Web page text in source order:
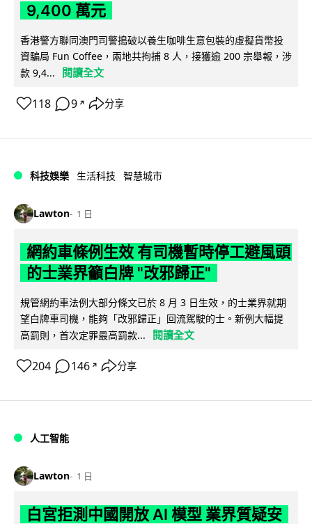
9,400 萬元
香港警方聯同澳門司警搗破以養生咖啡生意包裝的虛擬貨幣投
資騙局 Fun Coffee，兩地共拘捕 8 人，接獲逾 200 宗舉報，涉
款 9,4...
閱讀全文
118 9 ↗ 分享
科技娛樂 生活科技 智慧城市
Lawton 1 日
網約車條例生效 有司機暫時停工避風頭
的士業界籲白牌 "改邪歸正"
規管網約車法例大部分條文已於 8 月 3 日生效，的士業界就期
望白牌車司機，能夠「改邪歸正」回流駕駛的士。新例大幅提
高罰則，首次定罪最高罰款...
閱讀全文
204 146 ↗ 分享
人工智能
Lawton 1 日
白宮拒測中國開放 AI 模型 業界質疑安